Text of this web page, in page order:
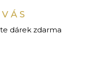
dárek zdarma